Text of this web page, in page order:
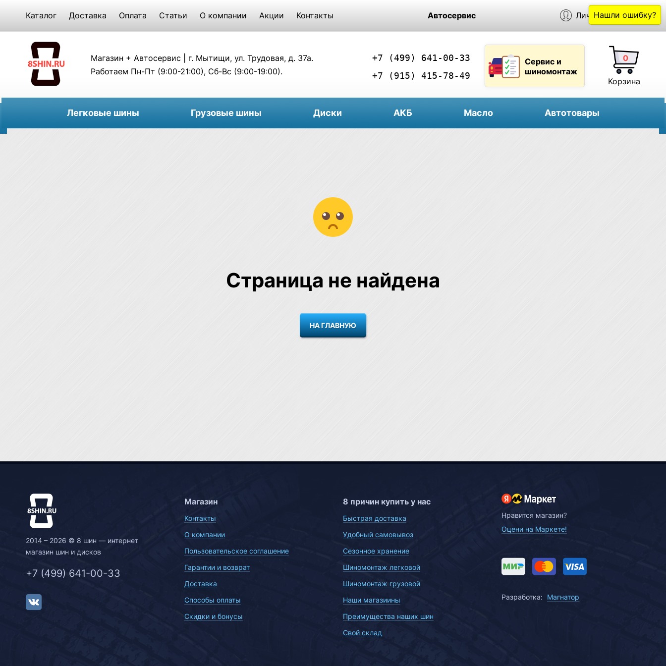
Каталог Доставка Оплата Статьи О компании Акции Контакты Автосервис Личный кабинет
Магазин + Автосервис | г. Мытищи, ул. Трудовая, д. 37а.
Работаем Пн-Пт (9:00-21:00), Сб-Вс (9:00-19:00).
+7 (499) 641-00-33
+7 (915) 415-78-49
Сервис и
шиномонтаж
0
Корзина
Легковые шины Грузовые шины Диски АКБ Масло Автотовары
Страница не найдена
НА ГЛАВНУЮ
2014 – 2026 © 8 шин — интернет
магазин шин и дисков
+7 (499) 641-00-33
Магазин
Контакты
О компании
Пользовательское соглашение
Гарантии и возврат
Доставка
Способы оплаты
Скидки и бонусы
8 причин купить у нас
Быстрая доставка
Удобный самовывоз
Сезонное хранение
Шиномонтаж легковой
Шиномонтаж грузовой
Наши магазиины
Преимущества наших шин
Свой склад
Нравится магазин?
Оцени на Маркете!
Разработка: Магнатор
Нашли ошибку?